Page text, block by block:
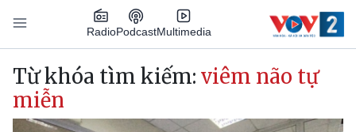
Nhảy đến nội dung
RadioPodcastMultimedia
Main navigation
Từ khóa tìm kiếm: viêm não tự
miễn